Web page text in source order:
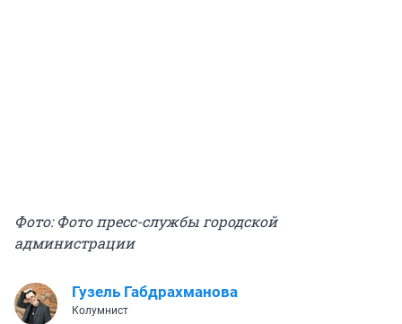
Фото: Фото пресс-службы городской
администрации
Гузель Габдрахманова
Колумнист